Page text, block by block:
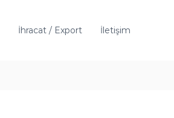
İhracat / Export İletişim